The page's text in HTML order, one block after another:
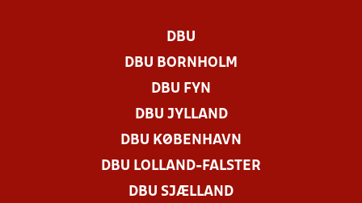
DBU
DBU BORNHOLM
DBU FYN
DBU JYLLAND
DBU KØBENHAVN
DBU LOLLAND-FALSTER
DBU SJÆLLAND